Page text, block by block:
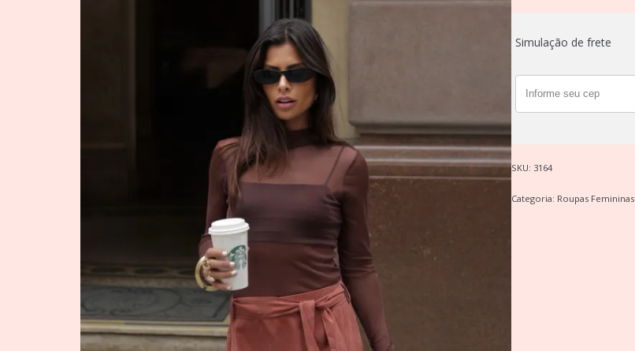
Simulação de frete
SKU: 3164
Categoria: Roupas Femininas